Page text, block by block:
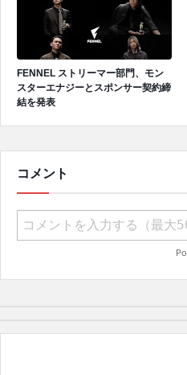
FENNEL ストリーマー部門、モン
スターエナジーとスポンサー契約締
結を発表
コメント